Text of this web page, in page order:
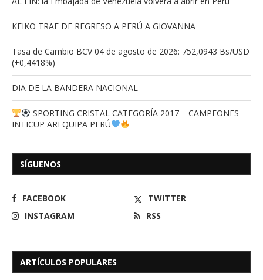
KEIKO TRAE DE REGRESO A PERÚ A GIOVANNA
Tasa de Cambio BCV 04 de agosto de 2026: 752,0943 Bs/USD
(+0,4418%)
DIA DE LA BANDERA NACIONAL
SPORTING CRISTAL CATEGORÍA 2017 – CAMPEONES
INTICUP AREQUIPA PERÚ
SÍGUENOS
FACEBOOK
TWITTER
INSTAGRAM
RSS
ARTÍCULOS POPULARES